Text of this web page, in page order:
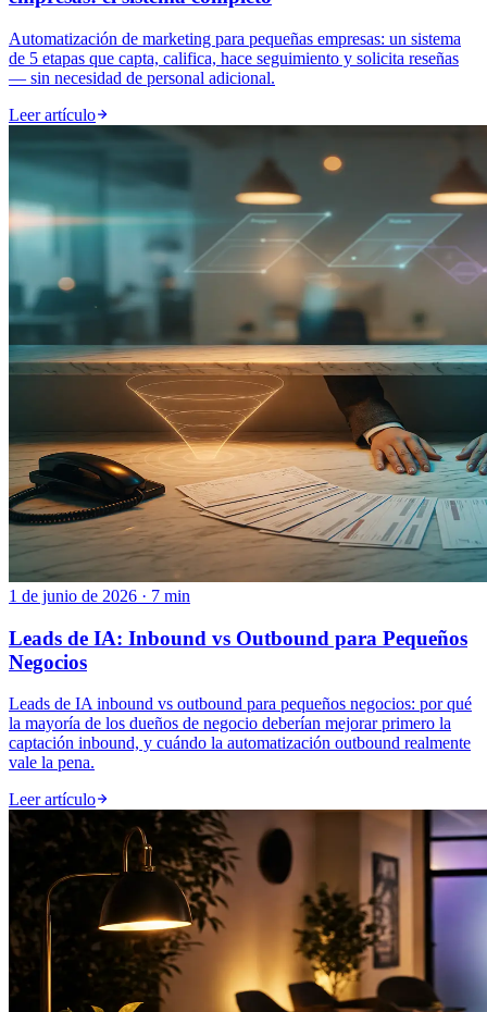
Automatización de marketing para pequeñas empresas: un sistema
de 5 etapas que capta, califica, hace seguimiento y solicita reseñas
— sin necesidad de personal adicional.
Leer artículo
1 de junio de 2026 · 7 min
Leads de IA: Inbound vs Outbound para Pequeños
Negocios
Leads de IA inbound vs outbound para pequeños negocios: por qué
la mayoría de los dueños de negocio deberían mejorar primero la
captación inbound, y cuándo la automatización outbound realmente
vale la pena.
Leer artículo